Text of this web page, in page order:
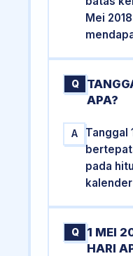
Mei
Q
APA?
A
Tanggal
pada
Q
1 MEI
HARI